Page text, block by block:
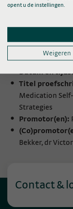
over het ontwerp
Promotie:Lex
Datum en
Titel
Medication
Strategies
Promotor(en):
Bekker, dr
Contact &
opent u de instellingen.
Weigeren